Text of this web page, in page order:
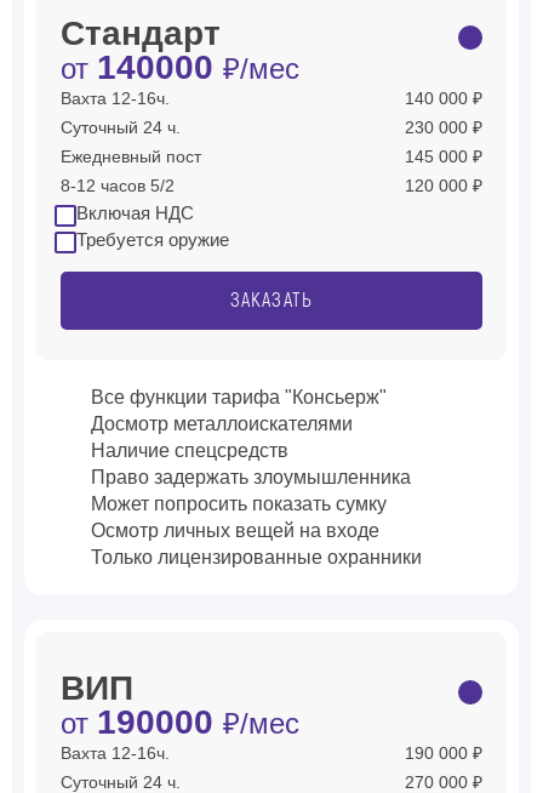
Стандарт
от 140000 ₽/мес
Вахта 12-16ч.
140 000 ₽
Суточный 24 ч.
230 000 ₽
Ежедневный пост
145 000 ₽
8-12 часов 5/2
120 000 ₽
Включая НДС
Требуется оружие
ЗАКАЗАТЬ
Все функции тарифа "Консьерж"
Досмотр металлоискателями
Наличие спецсредств
Право задержать злоумышленника
Может попросить показать сумку
Осмотр личных вещей на входе
Только лицензированные охранники
ВИП
от 190000 ₽/мес
Вахта 12-16ч.
190 000 ₽
Суточный 24 ч.
270 000 ₽